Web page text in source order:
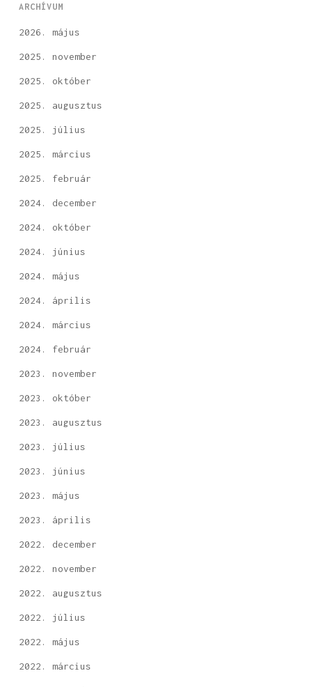
ARCHÍVUM
2026. május
2025. november
2025. október
2025. augusztus
2025. július
2025. március
2025. február
2024. december
2024. október
2024. június
2024. május
2024. április
2024. március
2024. február
2023. november
2023. október
2023. augusztus
2023. július
2023. június
2023. május
2023. április
2022. december
2022. november
2022. augusztus
2022. július
2022. május
2022. március